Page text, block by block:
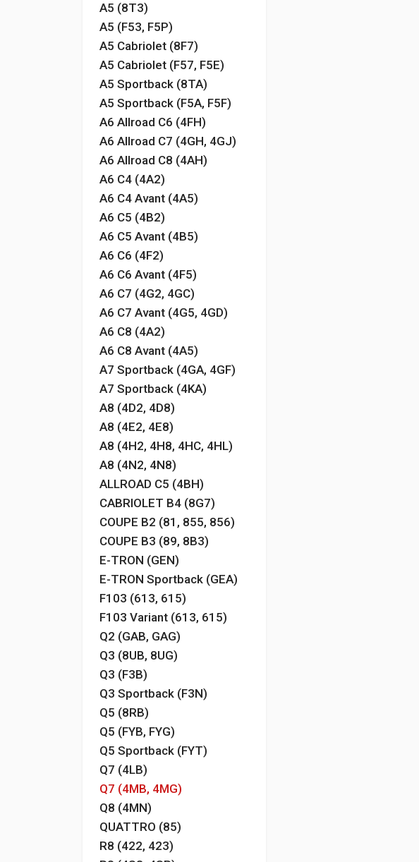
A5 (8T3)
A5 (F53, F5P)
A5 Cabriolet (8F7)
A5 Cabriolet (F57, F5E)
A5 Sportback (8TA)
A5 Sportback (F5A, F5F)
A6 Allroad C6 (4FH)
A6 Allroad C7 (4GH, 4GJ)
A6 Allroad C8 (4AH)
A6 C4 (4A2)
A6 C4 Avant (4A5)
A6 C5 (4B2)
A6 C5 Avant (4B5)
A6 C6 (4F2)
A6 C6 Avant (4F5)
A6 C7 (4G2, 4GC)
A6 C7 Avant (4G5, 4GD)
A6 C8 (4A2)
A6 C8 Avant (4A5)
A7 Sportback (4GA, 4GF)
A7 Sportback (4KA)
A8 (4D2, 4D8)
A8 (4E2, 4E8)
A8 (4H2, 4H8, 4HC, 4HL)
A8 (4N2, 4N8)
ALLROAD C5 (4BH)
CABRIOLET B4 (8G7)
COUPE B2 (81, 855, 856)
COUPE B3 (89, 8B3)
E-TRON (GEN)
E-TRON Sportback (GEA)
F103 (613, 615)
F103 Variant (613, 615)
Q2 (GAB, GAG)
Q3 (8UB, 8UG)
Q3 (F3B)
Q3 Sportback (F3N)
Q5 (8RB)
Q5 (FYB, FYG)
Q5 Sportback (FYT)
Q7 (4LB)
Q7 (4MB, 4MG)
Q8 (4MN)
QUATTRO (85)
R8 (422, 423)